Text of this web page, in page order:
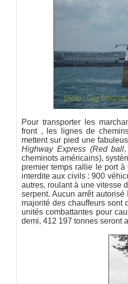
Pour transporter les
front , les lignes de
mettent sur pied une
Highway Express (Red ball
cheminots américains),
premier temps rallie le port à
interdite aux civils : 900
autres, roulant à une vitesse
serpent. Aucun arrêt
majorité des chauffeurs sont
unités combattantes pour
demi, 412 197 tonnes seront